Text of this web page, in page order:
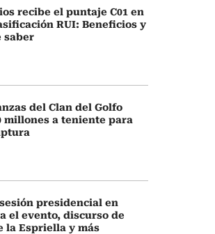
recibe el puntaje C01 en
RUI: Beneficios y
saber
del Clan del Golfo
millones a teniente para
presidencial en
el evento, discurso de
la Espriella y más